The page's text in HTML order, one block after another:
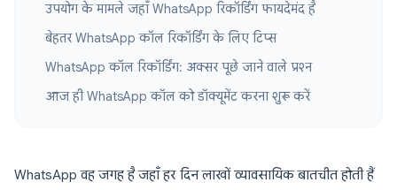
उपयोग के मामले जहाँ WhatsApp रिकॉर्डिंग फायदेमंद है
बेहतर WhatsApp कॉल रिकॉर्डिंग के लिए टिप्स
WhatsApp कॉल रिकॉर्डिंग: अक्सर पूछे जाने वाले प्रश्न
आज ही WhatsApp कॉल को डॉक्यूमेंट करना शुरू करें
WhatsApp वह जगह है जहाँ हर दिन लाखों व्यावसायिक बातचीत होती हैं